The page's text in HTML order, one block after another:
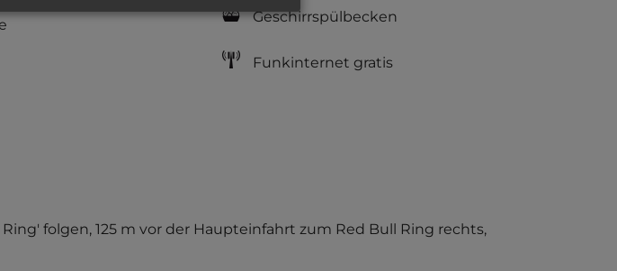
Geschirrspülbecken
Funkinternet gratis
folgen, 125 m vor der Haupteinfahrt zum Red Bull Ring rechts,